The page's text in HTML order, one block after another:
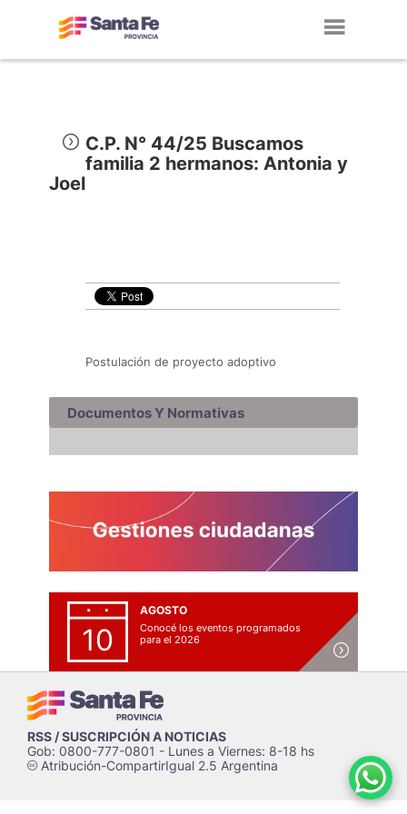
C.P. N° 44/25 Buscamos
familia 2 hermanos: Antonia y
Joel
Postulación de proyecto adoptivo
Documentos Y Normativas
10
AGOSTO
Conocé los eventos programados
para el 2026
RSS / SUSCRIPCIÓN A NOTICIAS
Gob: 0800-777-0801 - Lunes a Viernes: 8-18 hs
cAtribución-CompartirIgual 2.5 Argentina